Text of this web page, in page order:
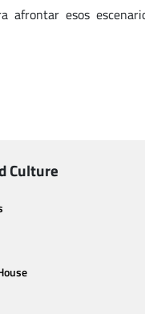
afrontar esos
Culture